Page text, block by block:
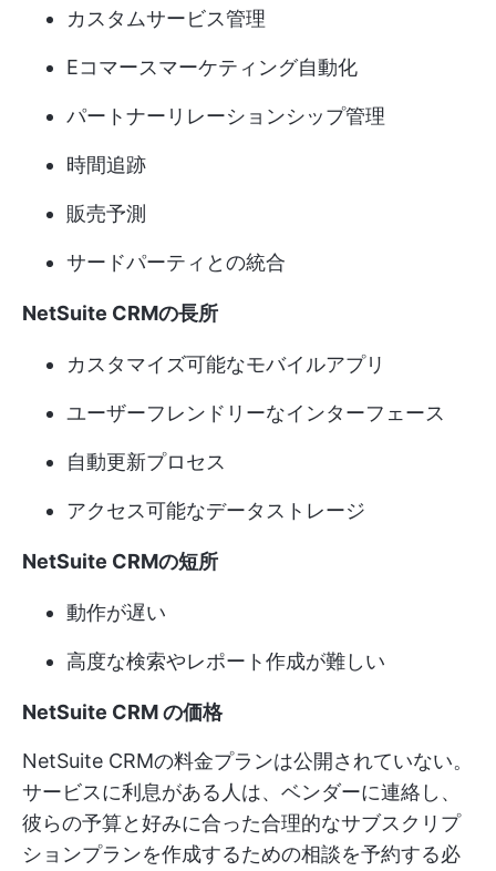
カスタムサービス管理
Eコマースマーケティング自動化
パートナーリレーションシップ管理
時間追跡
販売予測
サードパーティとの統合
NetSuite CRMの長所
カスタマイズ可能なモバイルアプリ
ユーザーフレンドリーなインターフェース
自動更新プロセス
アクセス可能なデータストレージ
NetSuite CRMの短所
動作が遅い
高度な検索やレポート作成が難しい
NetSuite CRM の価格
NetSuite CRMの料金プランは公開されていない。
サービスに利息がある人は、ベンダーに連絡し、
彼らの予算と好みに合った合理的なサブスクリプ
ションプランを作成するための相談を予約する必